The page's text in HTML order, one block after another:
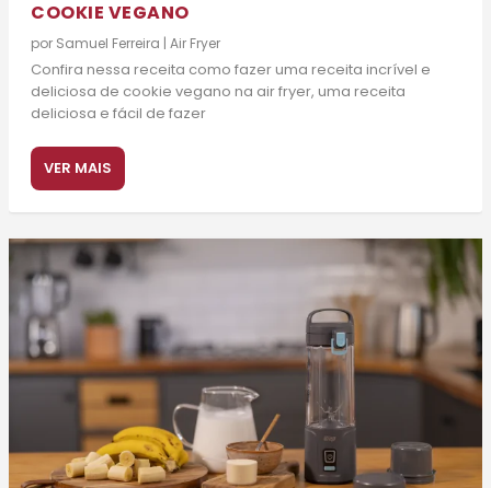
COOKIE VEGANO
por Samuel Ferreira | Air Fryer
Confira nessa receita como fazer uma receita incrível e
deliciosa de cookie vegano na air fryer, uma receita
deliciosa e fácil de fazer
VER MAIS